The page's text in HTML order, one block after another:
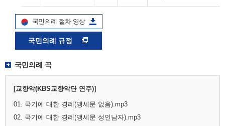
국민의례 절차 영상
국민의례 규정
국민의례 곡
[교향악(KBS교향악단 연주)]
01. 국기에 대한 경례(맹세문 없음).mp3
02. 국기에 대한 경례(맹세문 성인남자).mp3